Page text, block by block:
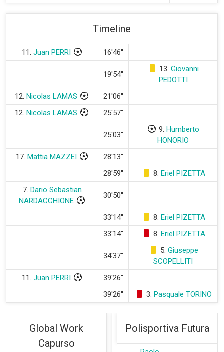
Timeline
11. Juan PERRI 16'46''
19'54''
13. Giovanni
PEDOTTI
12. Nicolas LAMAS
21'06''
12. Nicolas LAMAS 25'57''
25'03''
9. Humberto
HONORIO
17. Mattia MAZZEI
28'13''
28'59''
8. Eriel PIZETTA
7. Dario Sebastian
NARDACCHIONE
30'50''
33'14'' 8. Eriel PIZETTA
33'14''
8. Eriel PIZETTA
34'37''
5. Giuseppe
SCOPELLITI
11. Juan PERRI
39'26''
39'26''
3. Pasquale TORINO
Global Work
Capurso
Polisportiva Futura